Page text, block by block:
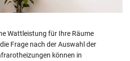
Wattleistung für Ihre Räume
Frage nach der Auswahl der
können in